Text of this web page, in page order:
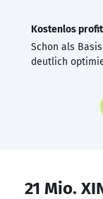
Kostenlos
Schon als
deutlich
21 Mio.